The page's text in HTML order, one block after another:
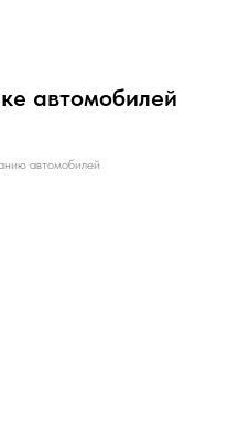
автомобилей
автомобилей